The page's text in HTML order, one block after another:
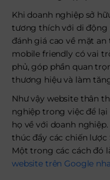
Khi doanh nghiệp sở
tương thích với di động
đánh giá cao về mặt
mobile friendly có vai
phủ, góp phần quan
thương hiệu và làm
Như vậy website thân
nghiệp trong việc để
họ về với doanh
thúc đẩy các chiến lược
Một trong các cách đó
website trên Google